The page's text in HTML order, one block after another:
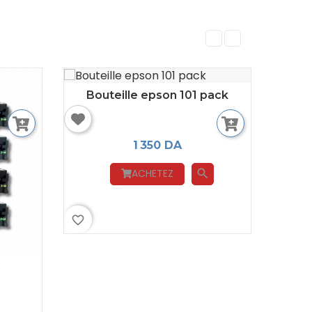
Bouteille epson 101 pack
1 350 DA
ACHETEZ search
favorite_border